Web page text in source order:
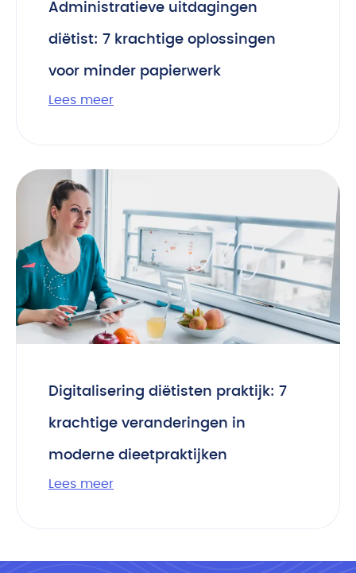
Administratieve uitdagingen
diëtist: 7 krachtige oplossingen
voor minder papierwerk
Lees meer
Digitalisering diëtisten praktijk: 7
krachtige veranderingen in
moderne dieetpraktijken
Lees meer